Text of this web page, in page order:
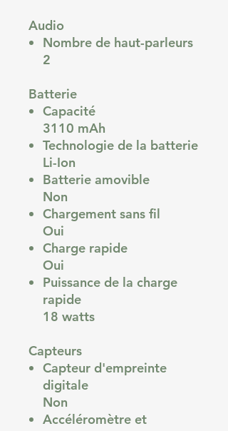
Audio
Nombre de haut-parleurs
2
Batterie
Capacité
3110 mAh
Technologie de la batterie
Li-Ion
Batterie amovible
Non
Chargement sans fil
Oui
Charge rapide
Oui
Puissance de la charge
rapide
18 watts
Capteurs
Capteur d'empreinte
digitale
Non
Accéléromètre et